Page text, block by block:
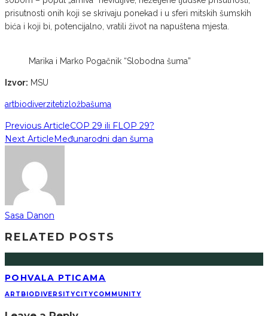
prisutnosti onih koji se skrivaju ponekad i u sferi mitskih šumskih
bića i koji bi, potencijalno, vratili život na napuštena mjesta.
Marika i Marko Pogačnik “Slobodna šuma”
Izvor: MSU
artbiodiverzitetizložbašuma
Previous ArticleCOP 29 ili FLOP 29?
Next ArticleMeđunarodni dan šuma
Sasa Danon
RELATED POSTS
POHVALA PTICAMA
ART BIODIVERSITYCITYCOMMUNITY